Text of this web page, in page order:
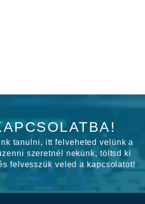
tanulni, itt felveheted velünk a
szeretnél nekünk, töltsd ki
felvesszük veled a kapcsolatot!